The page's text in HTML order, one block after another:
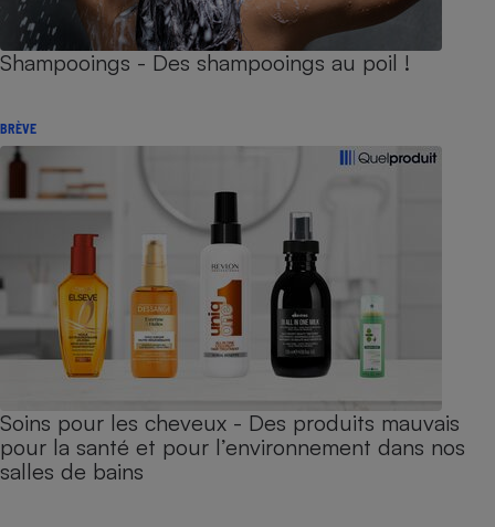
Shampooings - Des shampooings au poil !
BRÈVE
Soins pour les cheveux - Des produits mauvais
pour la santé et pour l’environnement dans nos
salles de bains